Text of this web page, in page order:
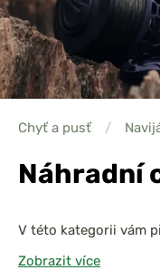
Chyť a pusť /
Náhradní
V této kategorii vám
navijáků, které
Zobrazit více